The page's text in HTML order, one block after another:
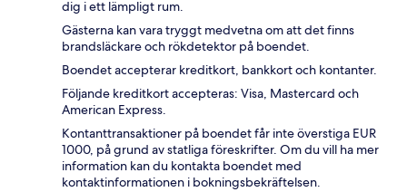
dig i ett lämpligt rum.
Gästerna kan vara tryggt medvetna om att det finns
brandsläckare och rökdetektor på boendet.
Boendet accepterar kreditkort, bankkort och kontanter.
Följande kreditkort accepteras: Visa, Mastercard och
American Express.
Kontanttransaktioner på boendet får inte överstiga EUR
1000, på grund av statliga föreskrifter. Om du vill ha mer
information kan du kontakta boendet med
kontaktinformationen i bokningsbekräftelsen.